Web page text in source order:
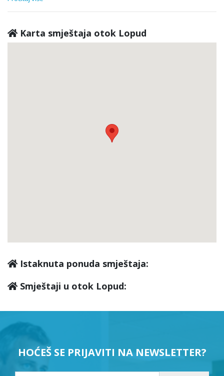
Karta smještaja otok Lopud
Istaknuta ponuda smještaja:
Smještaji u otok Lopud:
HOĆEŠ SE PRIJAVITI NA NEWSLETTER?